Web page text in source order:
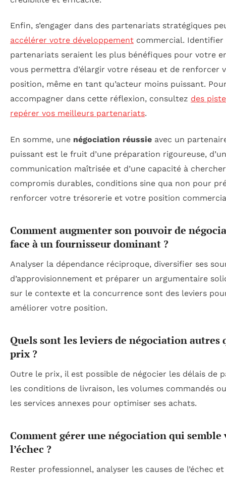
Enfin, s’engager dans des partenariats stratégiques
accélérer votre développement commercial. Identifier
partenariats seraient les plus bénéfiques pour votre
vous permettra d’élargir votre réseau et de renforcer
position, même en tant qu’acteur moins puissant.
accompagner dans cette réflexion, consultez des
repérer vos meilleurs partenariats.
En somme, une négociation réussie avec un
puissant est le fruit d’une préparation rigoureuse,
communication maîtrisée et d’une capacité à
compromis durables, conditions sine qua non pour
renforcer votre trésorerie et votre position
Comment augmenter son pouvoir de
face à un fournisseur dominant ?
Analyser la dépendance réciproque, diversifier ses
d’approvisionnement et préparer un argumentaire
sur le contexte et la concurrence sont des leviers
améliorer votre position.
Quels sont les leviers de négociation autres
prix ?
Outre le prix, il est possible de négocier les délais de
les conditions de livraison, les volumes commandés
les services annexes pour optimiser ses achats.
Comment gérer une négociation qui semble
l’échec ?
Rester professionnel, analyser les causes de l’échec et